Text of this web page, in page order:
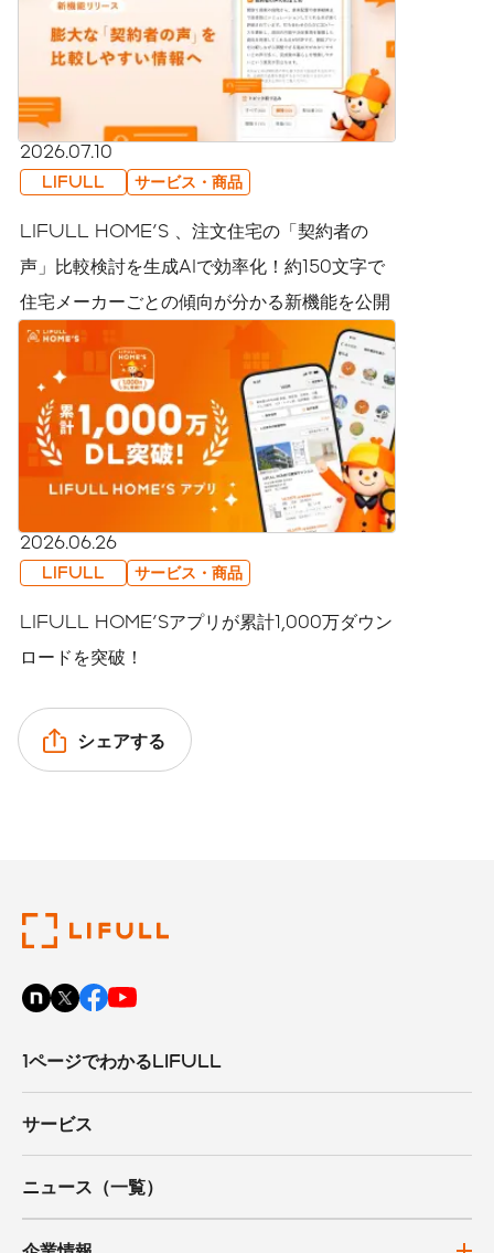
2026.07.10
LIFULL サービス・商品
LIFULL HOME'S 、注文住宅の「契約者の
声」比較検討を生成AIで効率化！約150文字で
住宅メーカーごとの傾向が分かる新機能を公開
2026.06.26
LIFULL サービス・商品
LIFULL HOME'Sアプリが累計1,000万ダウン
ロードを突破！
シェアする
1ページでわかるLIFULL
サービス
ニュース（一覧）